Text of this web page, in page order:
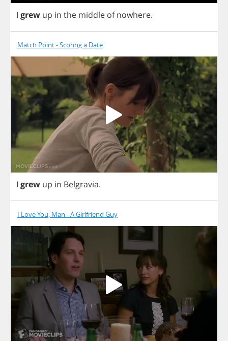
I grew up in the middle of nowhere.
Match Point - Scoring a Date
I grew up in Belgravia.
I Love You, Man - A Girlfriend Guy